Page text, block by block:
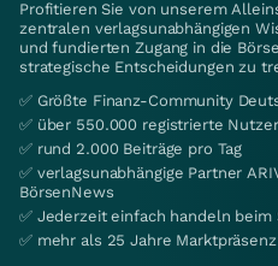
Profitieren Sie von unserem
zentralen verlagsunabhängigen
und fundierten Zugang in die
strategische Entscheidungen zu
✅ Größte Finanz-Community
✅ über 550.000 registrierte Nutzer
✅ rund 2.000 Beiträge pro Tag
✅ verlagsunabhängige Partner
BörsenNews
✅ Jederzeit einfach handeln beim
✅ mehr als 25 Jahre Marktpräsenz